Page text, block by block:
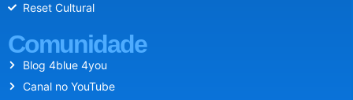
Reset Cultural
Comunidade
Blog 4blue 4you
Canal no YouTube